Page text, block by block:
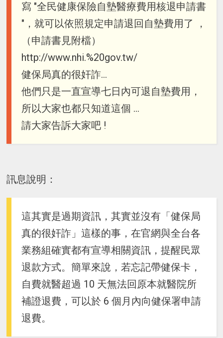
寫 "全民健康保險自墊醫療費用核退申請書
"，就可以依照規定申請退回自墊費用了 ，
（申請書見附檔）
http://www.nhi.%20gov.tw/
健保局真的很奸詐…
他們只是一直宣導七日內可退自墊費用，
所以大家也都只知道這個 …
請大家告訴大家吧 !
訊息說明：
這其實是過期資訊，其實並沒有「健保局
真的很奸詐」這樣的事，在官網與全台各
業務組確實都有宣導相關資訊，提醒民眾
退款方式。簡單來說，若忘記帶健保卡，
自費就醫超過 10 天無法回原本就醫院所
補證退費，可以於 6 個月內向健保署申請
退費。